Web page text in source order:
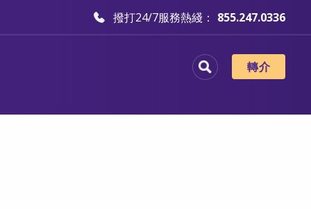
撥打24/7服務熱綫： 855.247.0336
轉介